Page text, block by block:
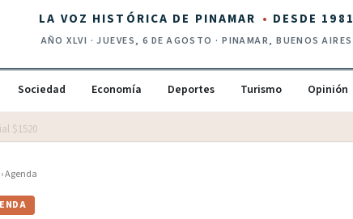
LA VOZ HISTÓRICA DE PINAMAR DESDE 1981
AÑOXLVI ·JUEVES, 6 DE AGOSTO · PINAMAR, BUENOS AIRES
Sociedad Economía Deportes Turismo Opinión
$1520
›Agenda